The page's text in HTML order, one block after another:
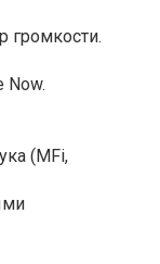
громкости.
Now.
(MFi,